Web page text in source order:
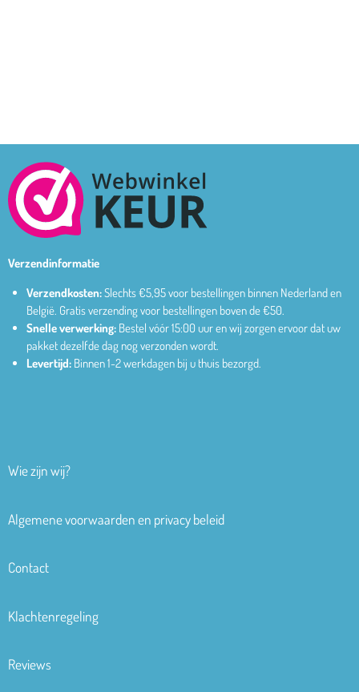
Verzendinformatie
Verzendkosten:Slechts €5,95 voor bestellingen binnen Nederland en
België. Gratis verzending voor bestellingen boven de €50.
Snelle verwerking: Bestel vóór 15:00 uur en wij zorgen ervoor dat uw
pakket dezelfde dag nog verzonden wordt.
Levertijd: Binnen 1-2 werkdagen bij u thuis bezorgd.
Wie zijn wij?
Algemene voorwaarden en privacy beleid
Contact
Klachtenregeling
Reviews